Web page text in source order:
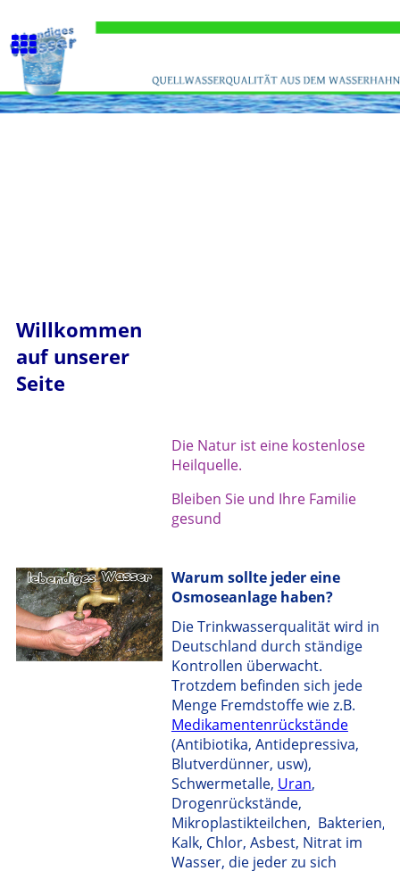
Willkommen
auf unserer
Seite
Die Natur ist eine kostenlose
Heilquelle.
Bleiben Sie und Ihre Familie
gesund
Warum sollte jeder eine
Osmoseanlage haben?
Die Trinkwasserqualität wird in
Deutschland durch ständige
Kontrollen überwacht.
Trotzdem befinden sich jede
Menge Fremdstoffe wie z.B.
Medikamentenrückstände
(Antibiotika, Antidepressiva,
Blutverdünner, usw),
Schwermetalle, Uran,
Drogenrückstände,
Mikroplastikteilchen, Bakterien,
Kalk, Chlor, Asbest, Nitrat im
Wasser, die jeder zu sich